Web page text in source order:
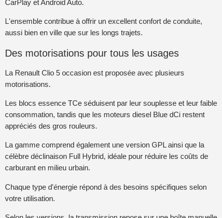
CarPlay et Android Auto.
L'ensemble contribue à offrir un excellent confort de conduite,
aussi bien en ville que sur les longs trajets.
Des motorisations pour tous les usages
La Renault Clio 5 occasion est proposée avec plusieurs
motorisations.
Les blocs essence TCe séduisent par leur souplesse et leur faible
consommation, tandis que les moteurs diesel Blue dCi restent
appréciés des gros rouleurs.
La gamme comprend également une version GPL ainsi que la
célèbre déclinaison Full Hybrid, idéale pour réduire les coûts de
carburant en milieu urbain.
Chaque type d'énergie répond à des besoins spécifiques selon
votre utilisation.